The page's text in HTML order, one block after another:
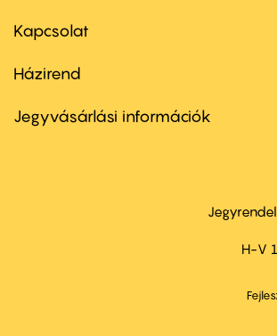
firstKapcsolat
Footer
second
Házirend
Jegyvásárlási információk
H-V